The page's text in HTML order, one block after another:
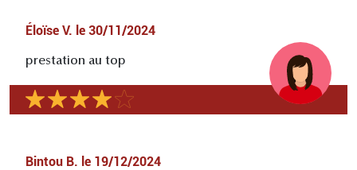
Éloïse V. le 30/11/2024
prestation au top
Bintou B. le 19/12/2024